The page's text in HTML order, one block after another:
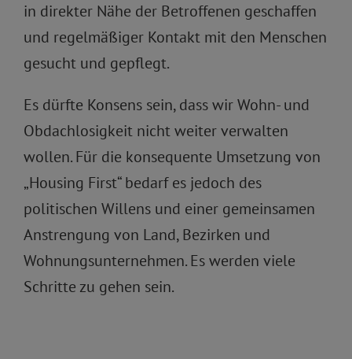
in direkter Nähe der Betroffenen geschaffen
und regelmäßiger Kontakt mit den Menschen
gesucht und gepflegt.
Es dürfte Konsens sein, dass wir Wohn- und
Obdachlosigkeit nicht weiter verwalten
wollen. Für die konsequente Umsetzung von
„Housing First“ bedarf es jedoch des
politischen Willens und einer gemeinsamen
Anstrengung von Land, Bezirken und
Wohnungsunternehmen. Es werden viele
Schritte zu gehen sein.